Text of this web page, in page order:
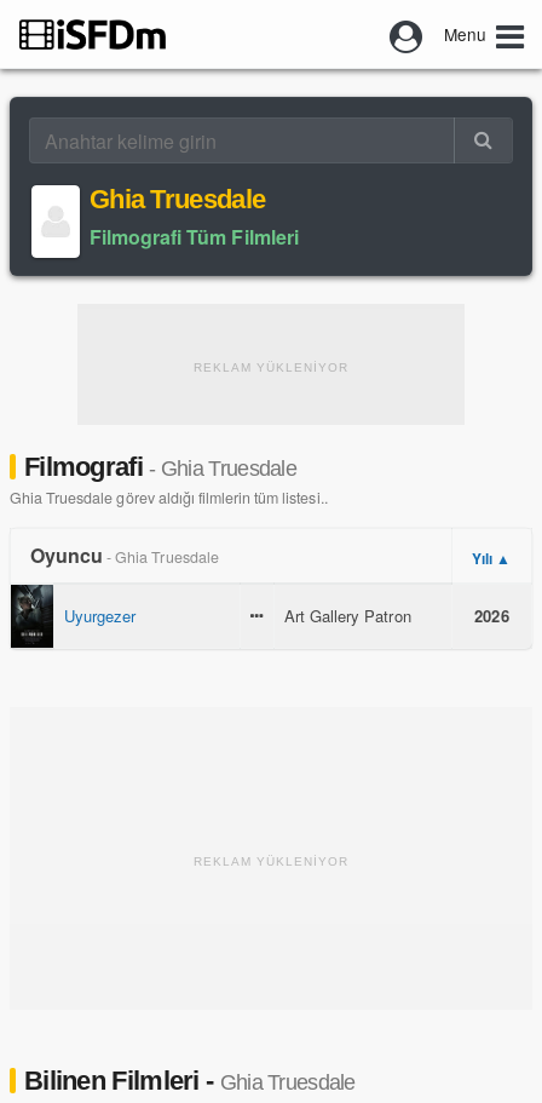
Menu
Ghia Truesdale
Filmografi Tüm Filmleri
REKLAM YÜKLENİYOR
Filmografi- Ghia Truesdale
Ghia Truesdale görev aldığı filmlerin tüm listesi..
Oyuncu - Ghia Truesdale Yılı ▲
Uyurgezer Art Gallery Patron 2026
REKLAM YÜKLENİYOR
Bilinen Filmleri - Ghia Truesdale